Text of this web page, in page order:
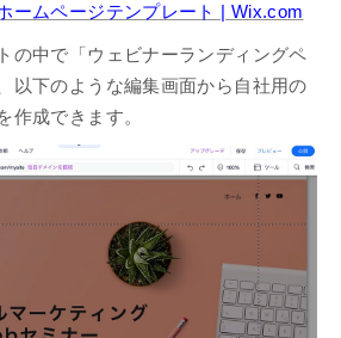
ームページテンプレート | Wix.com
の中で「ウェビナーランディングペ
以下のような編集画面から自社用の
作成できます。